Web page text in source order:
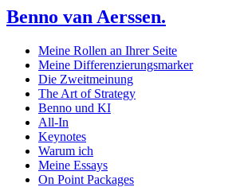
Benno van Aerssen.
Meine Rollen an Ihrer Seite
Meine Differenzierungsmarker
Die Zweitmeinung
The Art of Strategy
Benno und KI
All-In
Keynotes
Warum ich
Meine Essays
On Point Packages